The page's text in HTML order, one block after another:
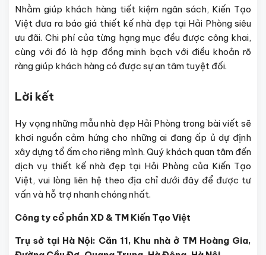
Nhằm giúp khách hàng tiết kiệm ngân sách, Kiến Tạo
Việt đưa ra báo giá thiết kế nhà đẹp tại Hải Phòng siêu
ưu đãi. Chi phí của từng hạng mục đều được công khai,
cùng với đó là hợp đồng minh bạch với điều khoản rõ
ràng giúp khách hàng có được sự an tâm tuyệt đối.
Lời kết
Hy vọng những mẫu nhà đẹp Hải Phòng trong bài viết sẽ
khơi nguồn cảm hứng cho những ai đang ấp ủ dự định
xây dựng tổ ấm cho riêng mình. Quý khách quan tâm đến
dịch vụ thiết kế nhà đẹp tại Hải Phòng của Kiến Tạo
Việt, vui lòng liên hệ theo địa chỉ dưới đây để được tư
vấn và hỗ trợ nhanh chóng nhất.
Công ty cổ phần XD & TM Kiến Tạo Việt
Trụ sở tại Hà Nội: Căn 11, Khu nhà ở TM Hoàng Gia,